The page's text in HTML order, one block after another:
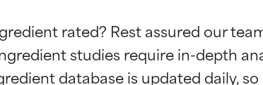
rated? Rest assured our
studies require in-depth
Beoordelingen van
BESTE
Beoordelingen van
BESTE